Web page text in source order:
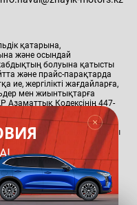
қатарына,
және осындай
болуына қатысты
және прайс-парақтарда
ие, жергілікті жағдайларға,
мен жиынтықтарға
Азаматтық Кодексінің 447-
Осы сайтта және
бағалар мен ақпарат
сату орындарындағы
ерекшеленуі мүмкін,
дилерден толық және
бір автомобильді немесе
сатып алу-сату